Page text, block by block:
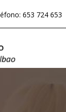
653 724 653